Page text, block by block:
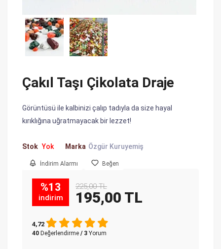
Çakıl Taşı Çikolata Draje
Görüntüsü ile kalbinizi çalıp tadıyla da size hayal
kırıklığına uğratmayacak bir lezzet!
Stok Yok Marka Özgür Kuruyemiş
İndirim Alarmı Beğen
%13
indirim
225,00 TL
195,00 TL
4,72
40 Değerlendirme / 3 Yorum